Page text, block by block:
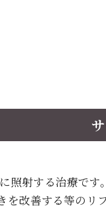
射する治療です。
改善する等のリ